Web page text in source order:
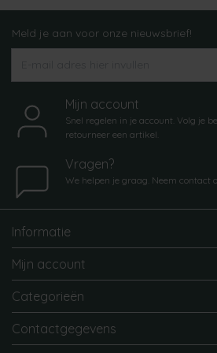
Meld je aan voor onze nieuwsbrief!
Mijn account
Snel regelen in je account. Volg je
retourneer een artikel.
Vragen?
We helpen je graag. Neem contact
Informatie
Mijn account
Categorieën
Contactgegevens